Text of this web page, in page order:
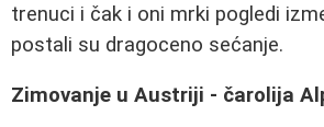
trenuci i čak i oni mrki pogledi
postali su dragoceno sećanje.
Zimovanje u Austriji - čarolija